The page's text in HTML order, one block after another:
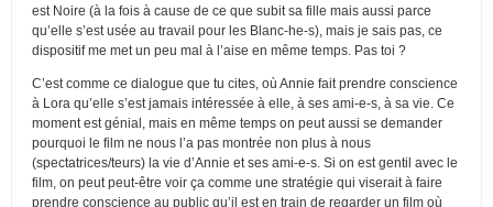
est Noire (à la fois à cause de ce que subit sa fille mais aussi parce
qu’elle s’est usée au travail pour les Blanc-he-s), mais je sais pas, ce
dispositif me met un peu mal à l’aise en même temps. Pas toi ?
C’est comme ce dialogue que tu cites, où Annie fait prendre conscience
à Lora qu’elle s’est jamais intéressée à elle, à ses ami-e-s, à sa vie. Ce
moment est génial, mais en même temps on peut aussi se demander
pourquoi le film ne nous l’a pas montrée non plus à nous
(spectatrices/teurs) la vie d’Annie et ses ami-e-s. Si on est gentil avec le
film, on peut peut-être voir ça comme une stratégie qui viserait à faire
prendre conscience au public qu’il est en train de regarder un film où